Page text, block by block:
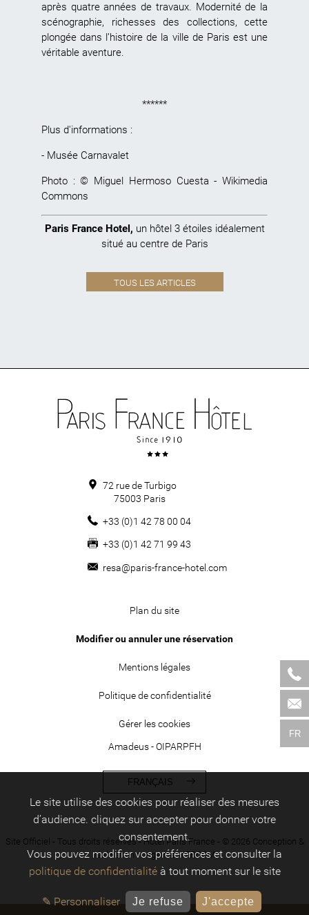
FR
après quatre années de travaux. Modernité de la
scénographie, richesses des collections, cette
plongée dans l’histoire de la ville de Paris est une
véritable aventure.
******
Plus d'informations :
- Musée Carnavalet
Photo : © Miguel Hermoso Cuesta - Wikimedia
Commons
Paris France Hotel, un hôtel 3 étoiles idéalement
situé au centre de Paris
TOUS LES ARTICLES
72 rue de Turbigo
75003 Paris
+33 (0)1 42 78 00 04
+33 (0)1 42 71 99 43
resa@paris-france-hotel.com
Plan du site
Modifier ou annuler une réservation
Mentions légales
Politique de confidentialité
Gérer les cookies
Amadeus - OIPARPFH
FRANÇAIS
Site Officiel - Tous droits réservés - Hôtel Paris France - © 2026 Conception &
réalisation : -Agence WEBCOM
Le site utilise des cookies pour réaliser des mesures
d’audience. cliquez sur accepter pour donner votre
consentement.
Vous pouvez modifier vos préférences et consulter la
politique de confidentialitéà tout moment sur le site
✎ Personnaliser Je refuse J'accepte